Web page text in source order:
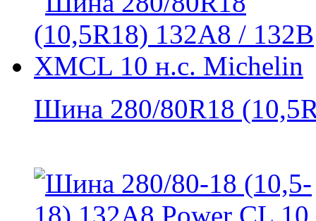
Шина 280/80R18